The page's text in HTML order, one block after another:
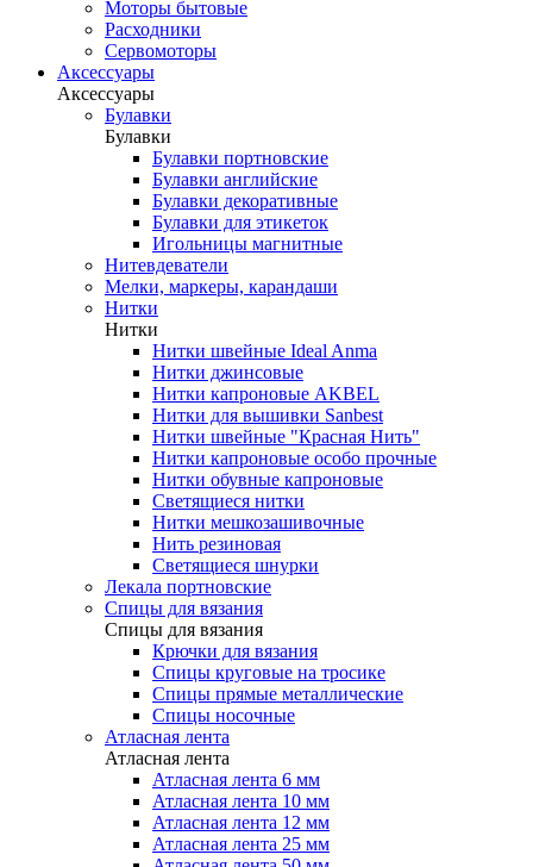
Моторы бытовые
Расходники
Сервомоторы
Аксессуары
Аксессуары
Булавки
Булавки
Булавки портновские
Булавки английские
Булавки декоративные
Булавки для этикеток
Игольницы магнитные
Нитевдеватели
Мелки, маркеры, карандаши
Нитки
Нитки
Нитки швейные Ideal Anma
Нитки джинсовые
Нитки капроновые AKBEL
Нитки для вышивки Sanbest
Нитки швейные "Красная Нить"
Нитки капроновые особо прочные
Нитки обувные капроновые
Светящиеся нитки
Нитки мешкозашивочные
Нить резиновая
Светящиеся шнурки
Лекала портновские
Спицы для вязания
Спицы для вязания
Крючки для вязания
Спицы круговые на тросике
Спицы прямые металлические
Спицы носочные
Атласная лента
Атласная лента
Атласная лента 6 мм
Атласная лента 10 мм
Атласная лента 12 мм
Атласная лента 25 мм